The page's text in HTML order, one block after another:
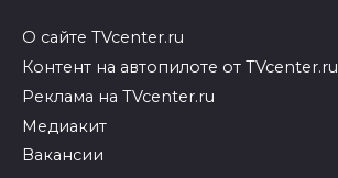
О сайте TVcenter.ru
Контент на автопилоте от TVcenter.ru
Реклама на TVcenter.ru
Медиакит
Вакансии